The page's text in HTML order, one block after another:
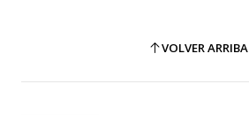
VOLVER ARRIBA